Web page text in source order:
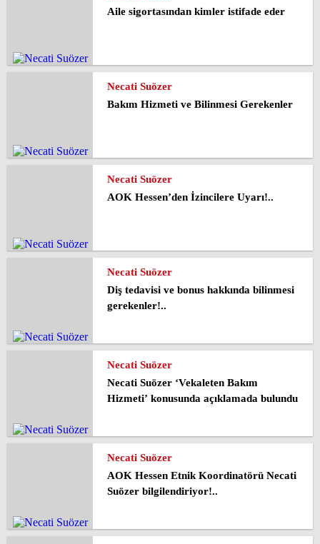
Aile sigortasından kimler istifade eder
Necati Suözer
Bakım Hizmeti ve Bilinmesi Gerekenler
Necati Suözer
AOK Hessen’den İzincilere Uyarı!..
Necati Suözer
Diş tedavisi ve bonus hakkında bilinmesi
gerekenler!..
Necati Suözer
Necati Suözer ‘Vekaleten Bakım
Hizmeti’ konusunda açıklamada bulundu
Necati Suözer
AOK Hessen Etnik Koordinatörü Necati
Suözer bilgilendiriyor!..